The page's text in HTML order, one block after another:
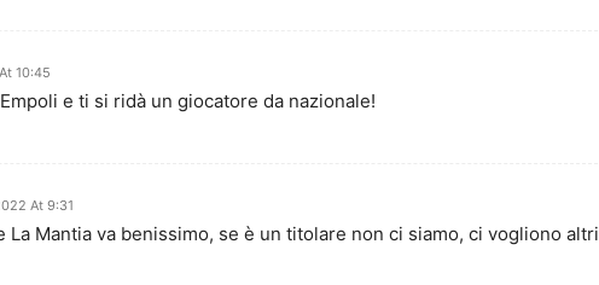
10:45
e ti si ridà un giocatore da nazionale!
At 9:31
La Mantia va benissimo, se è un titolare non ci siamo, ci vogliono altri